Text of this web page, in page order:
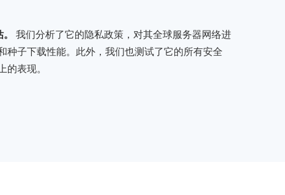
我们分析了它的隐私政策，对其全球服务器网络进
种子下载性能。此外，我们也测试了它的所有安全
的表现。